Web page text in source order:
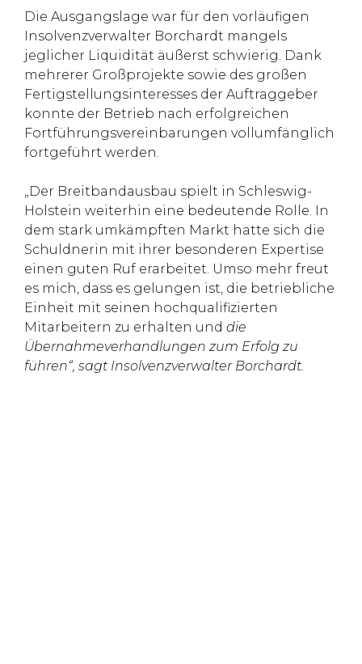
Die Ausgangslage war für den vorläufigen
Insolvenzverwalter Borchardt mangels
jeglicher Liquidität äußerst schwierig. Dank
mehrerer Großprojekte sowie des großen
Fertigstellungsinteresses der Auftraggeber
konnte der Betrieb nach erfolgreichen
Fortführungsvereinbarungen vollumfänglich
fortgeführt werden.
„Der Breitbandausbau spielt in Schleswig-
Holstein weiterhin eine bedeutende Rolle. In
dem stark umkämpften Markt hatte sich die
Schuldnerin mit ihrer besonderen Expertise
einen guten Ruf erarbeitet. Umso mehr freut
es mich, dass es gelungen ist, die betriebliche
Einheit mit seinen hochqualifizierten
Mitarbeitern zu erhalten und die
Übernahmeverhandlungen zum Erfolg zu
führen“, sagt Insolvenzverwalter Borchardt.